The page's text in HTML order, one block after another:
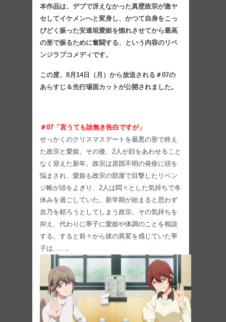
本作品は、デブで冴えなかった真壁政宗が激ヤ
セしてイケメンへと変身し、かつて自身をこっ
ぴどく振った安達垣愛姫を惚れさせてから最高
の形で振るために奮闘する、という内容のリベ
ンジラブコメディです。
この度、8月14日（月）から放送される＃07の
あらすじ＆先行場面カットが公開されました。
＃07「言うても詮無き告白ですが」
せっかくのクリスマスデートを最悪の形で終え
た政宗と愛姫。その後、2人が顔をあわせること
なく迎えた新年。政宗は原因不明の発疹に頭を
悩まされ、愛姫も政宗の部屋で目撃したリベン
ジ帳が頭をよぎり、2人は悶々とした気持ちで冬
休みを過ごしていた。新学期が始まると思わず
吉乃を頼ろうとしてしまう政宗。その気持ちを
抑え、代わりに寧子に愛姫や体調のことを相談
する。すると前々から彼の異変を感じていた寧
子は……。